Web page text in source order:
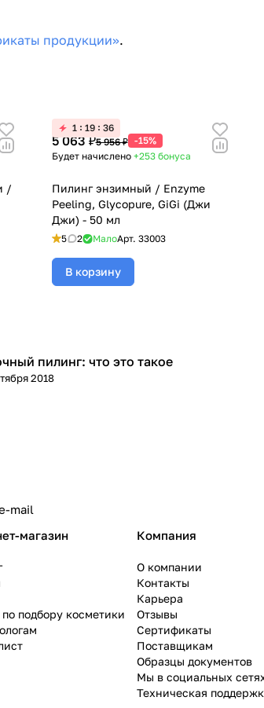
продукции».
/
1 19 36
5 063 ₽5 956 ₽ -15%
Будет начислено +253 бонуса
Пилинг энзимный / Enzyme
Peeling, Glycopure, GiGi (Джи
Джи) - 50 мл
5 2 МалоАрт.33003
В корзину
пилинг: что это такое
2018
магазин
подбору косметики
Компания
О компании
Контакты
Карьера
Отзывы
Сертификаты
Поставщикам
Образцы документов
Мы в социальных
Техническая